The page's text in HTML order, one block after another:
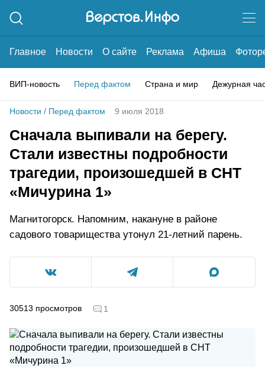
Главное Новости О сайте Реклама Афиша
ВИП-новость Перед фактом Страна и мир Дежурная
Новости / Перед фактом 9 июля 2018
Сначала выпивали на берегу.
Стали известны подробности
трагедии, произошедшей в СНТ
«Мичурина 1»
Магнитогорск. Напомним, накануне в районе
садового товарищества утонул 21-летний парень.
30513 просмотров 1